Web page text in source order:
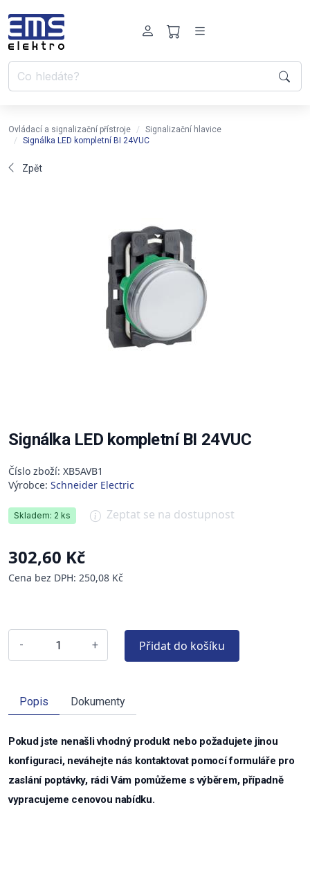
Ovládací a signalizační přístroje
Signalizační hlavice
Signálka LED kompletní BI 24VUC
Zpět
Signálka LED kompletní BI 24VUC
Číslo zboží: XB5AVB1
Výrobce: Schneider Electric
Skladem: 2 ks Zeptat se na dostupnost
302,60 Kč
Cena bez DPH: 250,08 Kč
- + Přidat do košíku
Popis Dokumenty
Pokud jste nenašli vhodný produkt nebo požadujete jinou
konfiguraci, neváhejte nás kontaktovat pomocí formuláře pro
zaslání poptávky, rádi Vám pomůžeme s výběrem, případně
vypracujeme cenovou nabídku.